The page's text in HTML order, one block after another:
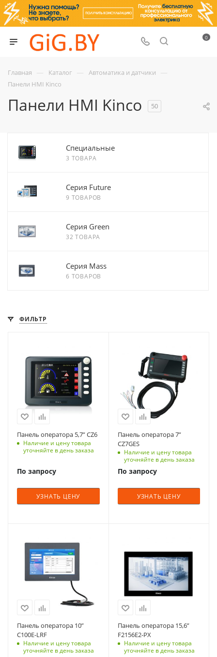
0
Главная — Каталог — Автоматика и датчики —
Панели HMI Kinco
Панели HMI Kinco 50
Cпециальные
3 ТОВАРА
Серия Future
9 ТОВАРОВ
Серия Green
32 ТОВАРА
Серия Mass
6 ТОВАРОВ
ФИЛЬТР
Панель оператора 5,7” CZ6
Наличие и цену товара
уточняйте в день заказа
По запросу
УЗНАТЬ ЦЕНУ
Панель оператора 7”
CZ7GES
Наличие и цену товара
уточняйте в день заказа
По запросу
УЗНАТЬ ЦЕНУ
Панель оператора 10”
C100E-LRF
Наличие и цену товара
уточняйте в день заказа
Панель оператора 15,6”
F2156E2-PX
Наличие и цену товара
уточняйте в день заказа